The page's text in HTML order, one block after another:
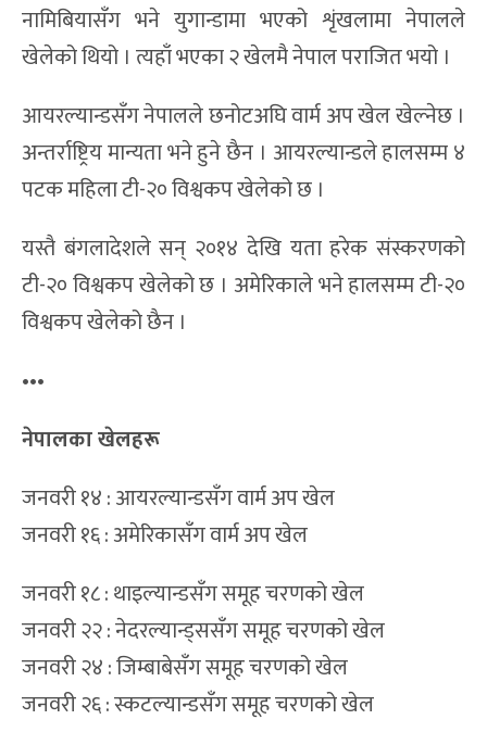
नामिबियासँग भने युगान्डामा भएको शृंखलामा नेपालले
खेलेको थियो । त्यहाँ भएका २ खेलमै नेपाल पराजित भयो ।
आयरल्यान्डसँग नेपालले छनोटअघि वार्म अप खेल खेल्नेछ ।
अन्तर्राष्ट्रिय मान्यता भने हुने छैन । आयरल्यान्डले हालसम्म ४
पटक महिला टी-२० विश्वकप खेलेको छ ।
यस्तै बंगलादेशले सन् २०१४ देखि यता हरेक संस्करणको
टी-२० विश्वकप खेलेको छ । अमेरिकाले भने हालसम्म टी-२०
विश्वकप खेलेको छैन ।
•••
नेपालका खेलहरू
जनवरी १४ : आयरल्यान्डसँग वार्म अप खेल
जनवरी १६ : अमेरिकासँग वार्म अप खेल
जनवरी १८ : थाइल्यान्डसँग समूह चरणको खेल
जनवरी २२ : नेदरल्यान्ड्ससँग समूह चरणको खेल
जनवरी २४ : जिम्बाबेसँग समूह चरणको खेल
जनवरी २६ : स्कटल्यान्डसँग समूह चरणको खेल